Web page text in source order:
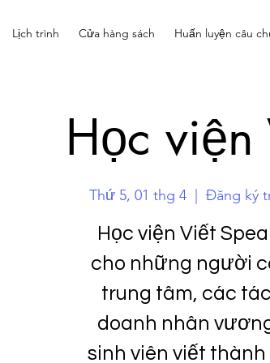
Lịch trình Cửa hàng sách Huấn luyện câu
Học viện
Thứ 5, 01 thg 4
  |
Đăng ký
Học viện Viết
cho những người
trung tâm, các
doanh nhân
sinh viên viết